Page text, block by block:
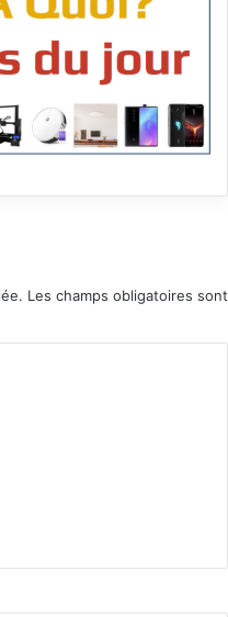
Les champs obligatoires sont